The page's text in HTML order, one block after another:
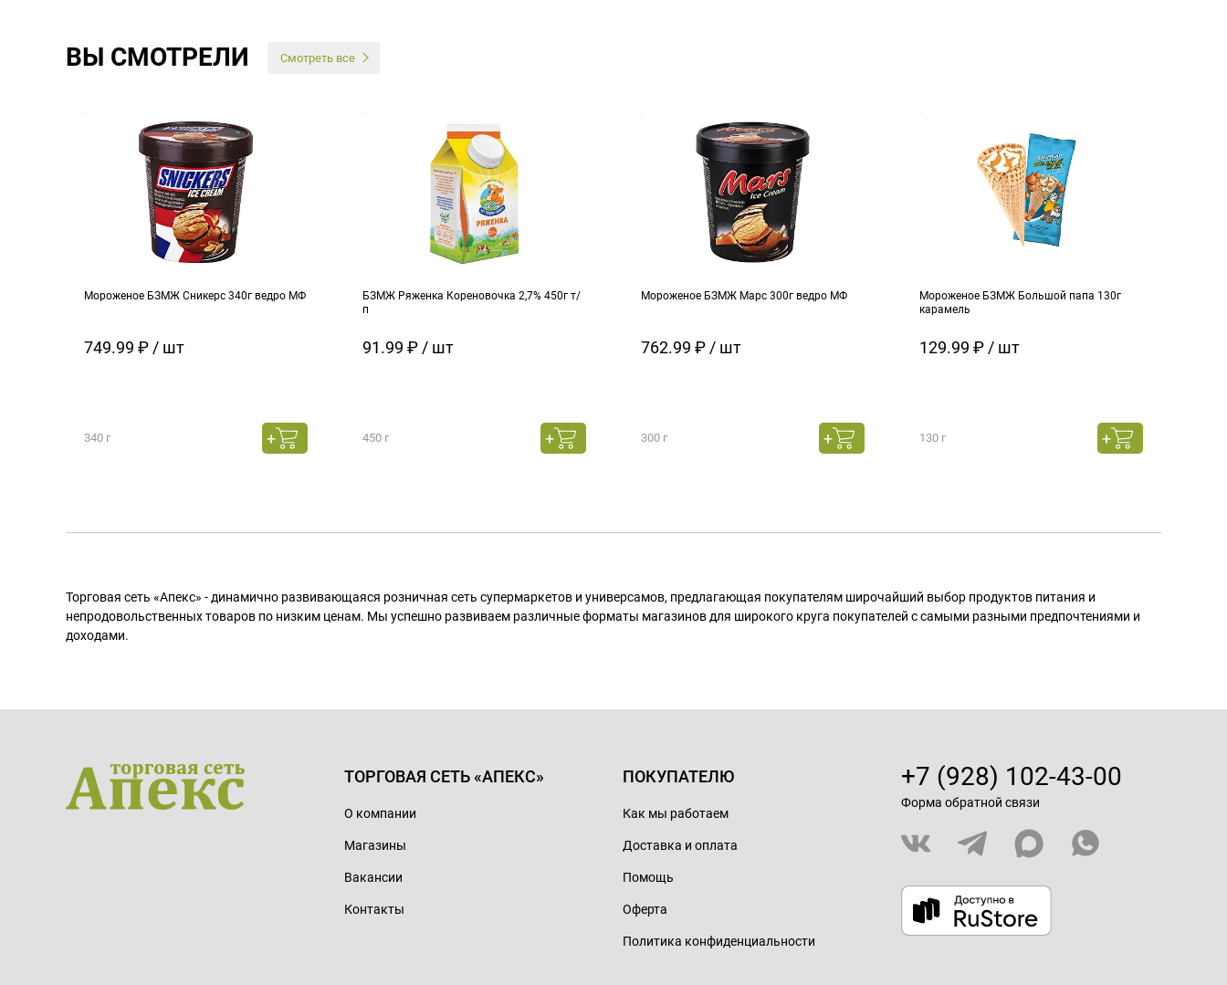
ВЫ СМОТРЕЛИ Смотреть все
Мороженое БЗМЖ Сникерс 340г ведро МФ
749.99 ₽ / шт
340 г
БЗМЖ Ряженка Кореновочка 2,7% 450г т/
п
91.99 ₽ / шт
450 г
Мороженое БЗМЖ Марс 300г ведро МФ
762.99 ₽ / шт
300 г
Мороженое БЗМЖ Большой папа 130г
карамель
129.99 ₽ / шт
130 г
Торговая сеть «Апекс» - динамично развивающаяся розничная сеть супермаркетов и универсамов, предлагающая покупателям широчайший выбор продуктов питания и
непродовольственных товаров по низким ценам. Мы успешно развиваем различные форматы магазинов для широкого круга покупателей с самыми разными предпочтениями и
доходами.
ТОРГОВАЯ СЕТЬ «АПЕКС»
О компании
Магазины
Вакансии
Контакты
ПОКУПАТЕЛЮ
Как мы работаем
Доставка и оплата
Помощь
Оферта
Политика конфиденциальности
+7 (928) 102-43-00
Форма обратной связи